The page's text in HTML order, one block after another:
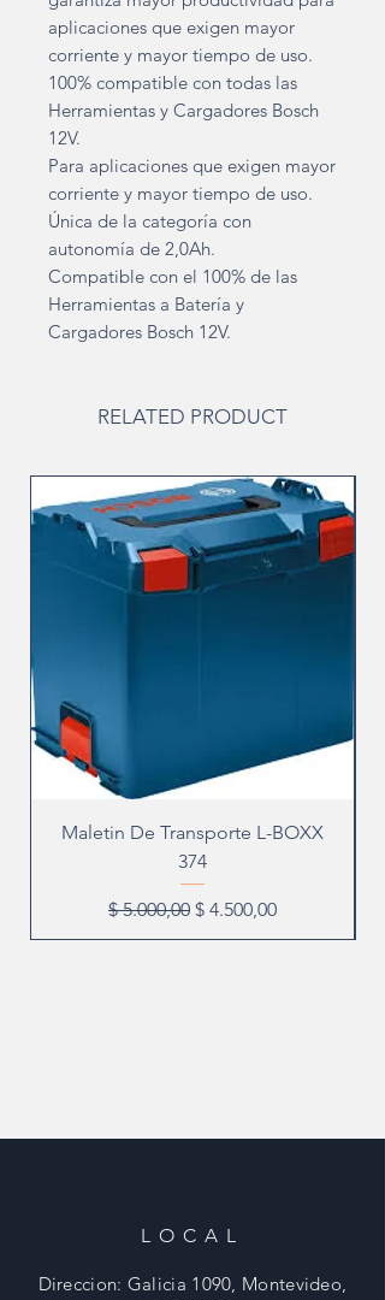
aplicaciones que exigen mayor
corriente y mayor tiempo de uso.
100% compatible con todas las
Herramientas y Cargadores Bosch
12V.
Para aplicaciones que exigen mayor
corriente y mayor tiempo de uso.
Única de la categoría con
autonomía de 2,0Ah.
Compatible con el 100% de las
Herramientas a Batería y
Cargadores Bosch 12V.
RELATED PRODUCT
Maletin De Transporte L-BOXX
374
Precio
$ 5.000,00 Precio de oferta
$ 4.500,00
LOCAL
Direccion: Galicia 1090, Montevideo,